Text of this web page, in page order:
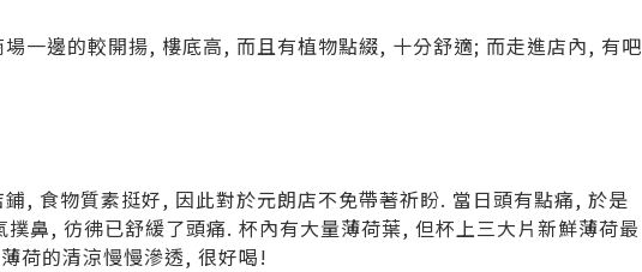
場一邊的較開揚, 樓底高, 而且有植物點綴, 十分舒適; 而走進店內, 有吧
, 食物質素挺好, 因此對於元朗店不免帶著祈盼. 當日頭有點痛, 於是
撲鼻, 彷彿已舒緩了頭痛. 杯內有大量薄荷葉, 但杯上三大片新鮮薄荷最
荷的清涼慢慢滲透, 很好喝!